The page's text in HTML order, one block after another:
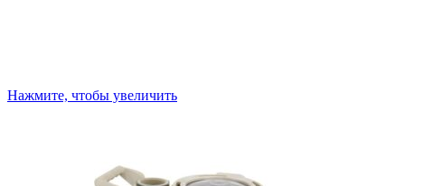
Нажмите, чтобы увеличить